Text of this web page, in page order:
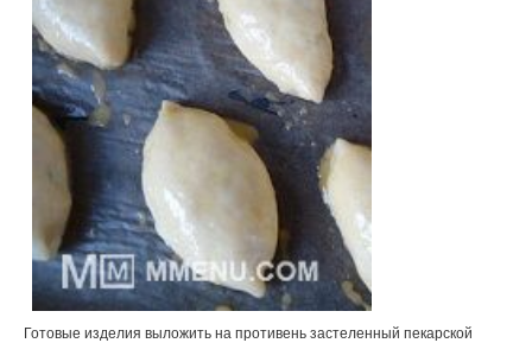
Готовые изделия выложить на противень застеленный пекарской